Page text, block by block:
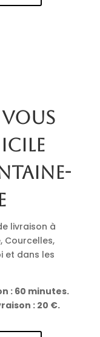
vous
livraison à
Courcelles,
et dans les
: 60 minutes.
: 20 €.